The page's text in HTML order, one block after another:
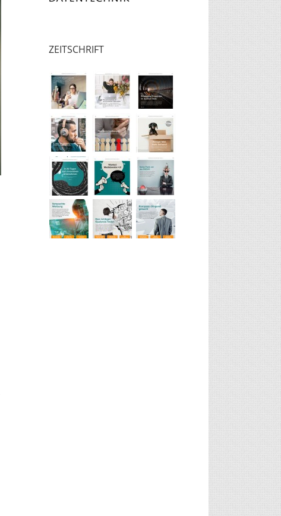
ZEITSCHRIFT